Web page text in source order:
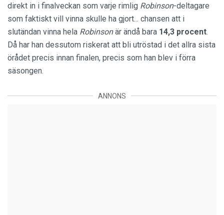
direkt in i finalveckan som varje rimlig Robinson-deltagare
som faktiskt vill vinna skulle ha gjort... chansen att i
slutändan vinna hela Robinsonär ändå bara 14,3 procent.
Då har han dessutom riskerat att bli utröstad i det allra sista
örådet precis innan finalen, precis som han blev i förra
säsongen.
ANNONS